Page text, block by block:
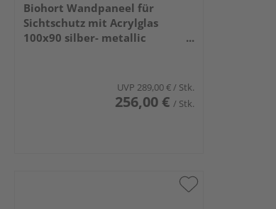
Biohort Wandpaneel für
Sichtschutz mit Acrylglas
100x90 silber- metallic
UVP 289,00 €/ Stk.
256,00 € / Stk.